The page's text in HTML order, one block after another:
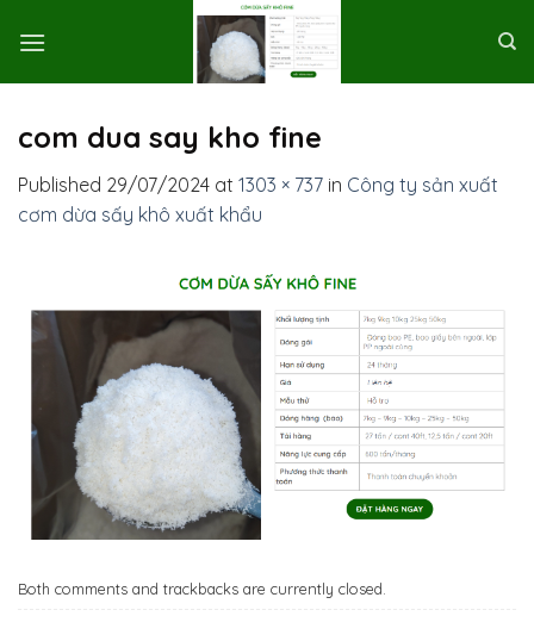
com dua say kho fine
Published 29/07/2024 at 1303 × 737 in Công ty sản xuất
cơm dừa sấy khô xuất khẩu
Both comments and trackbacks are currently closed.